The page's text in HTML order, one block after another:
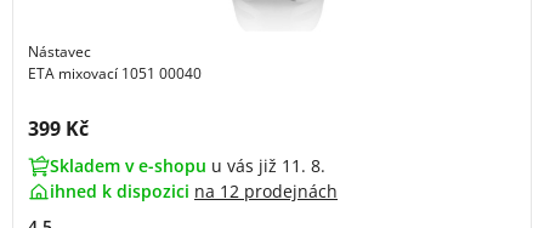
Nástavec
ETA mixovací 1051 00040
Cena s DPH:
399 Kč
Skladem v e-shopu u vás již 11. 8.
ihned k dispozici na 12 prodejnách